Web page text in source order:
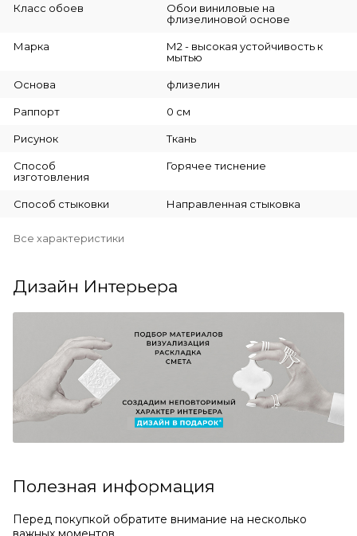
Класс обоев
Обои виниловые на
флизелиновой основе
Марка
М2 - высокая устойчивость к
мытью
Основа флизелин
Раппорт 0 см
Рисунок Ткань
Способ
изготовления
Горячее тиснение
Способ стыковки Направленная стыковка
Все характеристики
Дизайн Интерьера
Полезная информация
Перед покупкой обратите внимание на несколько